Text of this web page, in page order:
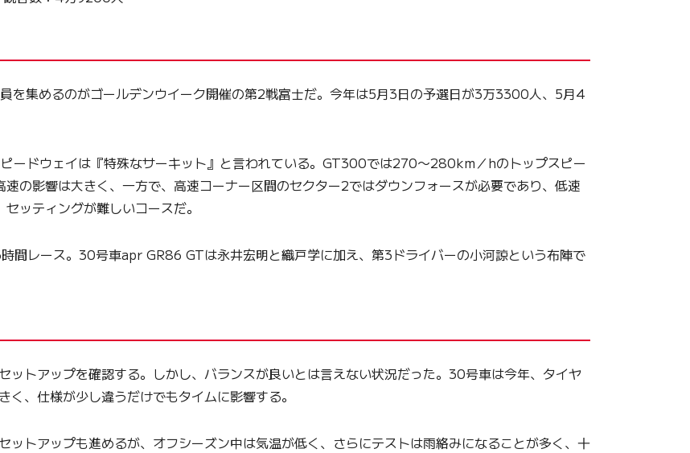
を集めるのがゴールデンウイーク開催の第2戦富士だ。今年は5月3日の予選日が3万3300人、5月4
ードウェイは『特殊なサーキット』と言われている。GT300では270〜280km／hのトップスピー
の影響は大きく、一方で、高速コーナー区間のセクター2ではダウンフォースが必要であり、低速
ッティングが難しいコースだ。
間レース。30号車apr GR86 GTは永井宏明と織戸学に加え、第3ドライバーの小河諒という布陣で
トアップを確認する。しかし、バランスが良いとは言えない状況だった。30号車は今年、タイヤ
、仕様が少し違うだけでもタイムに影響する。
トアップも進めるが、オフシーズン中は気温が低く、さらにテストは雨絡みになることが多く、十